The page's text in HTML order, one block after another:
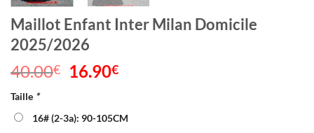
Maillot Enfant Inter Milan Domicile
2025/2026
40.00€
Le
était :
16.90€
est :
Taille *
16# (2-3a): 90-105CM